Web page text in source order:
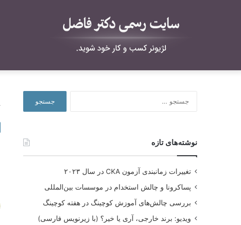
نوشته‌های تازه
تغییرات زمانبندی آزمون CKA در سال ۲۰۲۳
پساکرونا و چالش استخدام در موسسات بین‌المللی
بررسی چالش‌های آموزش کوچینگ در هفته کوچینگ
ویدیو: برند خارجی، آری یا خیر؟ (با زیرنویس فارسی)